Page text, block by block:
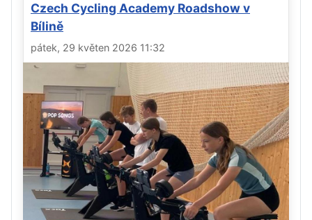
Czech Cycling Academy Roadshow v
Bílině
pátek, 29 květen 2026 11:32